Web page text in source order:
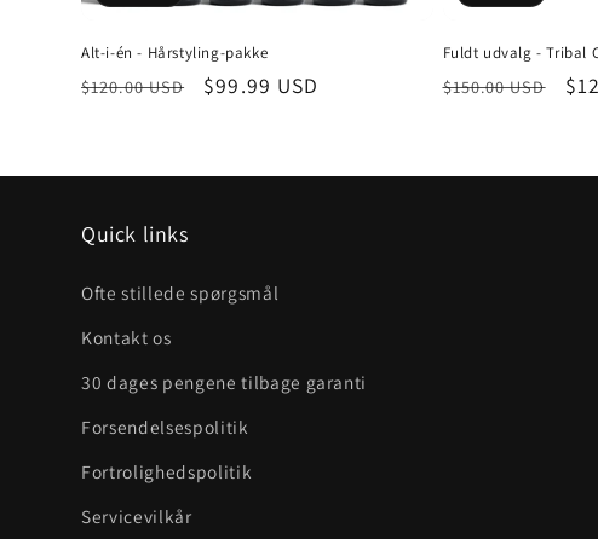
Alt-i-én - Hårstyling-pakke
Normalpris
$120.00 USD Udsalgspris
$99.99 USD
Fuldt udvalg - Tribal
Normalpris
$150.00 USD
Quick links
Ofte stillede spørgsmål
Kontakt os
30 dages pengene tilbage garanti
Forsendelsespolitik
Fortrolighedspolitik
Servicevilkår